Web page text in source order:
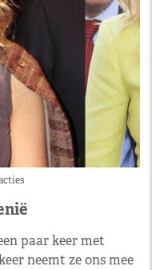
paar keer met
neemt ze ons mee